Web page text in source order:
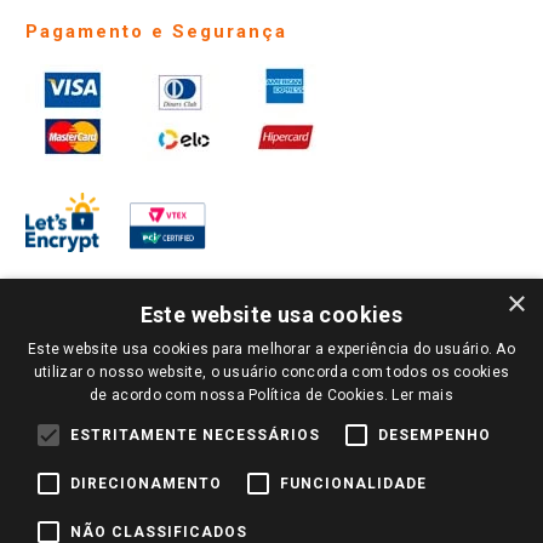
Pagamento e Segurança
PARA VER OS PREÇOS DA SUA REGIÃO, FAÇA LOGIN E SELECIONE A LOJA DE
SUA PREFERÊNCIA. SOMENTE APÓS O LOGIN, OS PREÇOS DA SUA REGIÃO OU
LOJA SERÃO CARREGADOS.
TODOS OS PREÇOS E CONDIÇÕES COMERCIAIS DESTE SITE SÃO VÁLIDOS APENAS
PARA COMPRAS REALIZADAS NO GIASSI.COM.BR E NA LOJA SELECIONADA
PREÇOS PARA AS VENDAS ONLINE DIVULGADOS NO SITE PREVALECEM ANTE
COMUNICAÇÃO E SITES DE BUSCAS.
×
Este website usa cookies
Este website usa cookies para melhorar a experiência do usuário. Ao
utilizar o nosso website, o usuário concorda com todos os cookies
de acordo com nossa Política de Cookies. Ler mais
ESTRITAMENTE NECESSÁRIOS DESEMPENHO
DIRECIONAMENTO FUNCIONALIDADE
NÃO CLASSIFICADOS